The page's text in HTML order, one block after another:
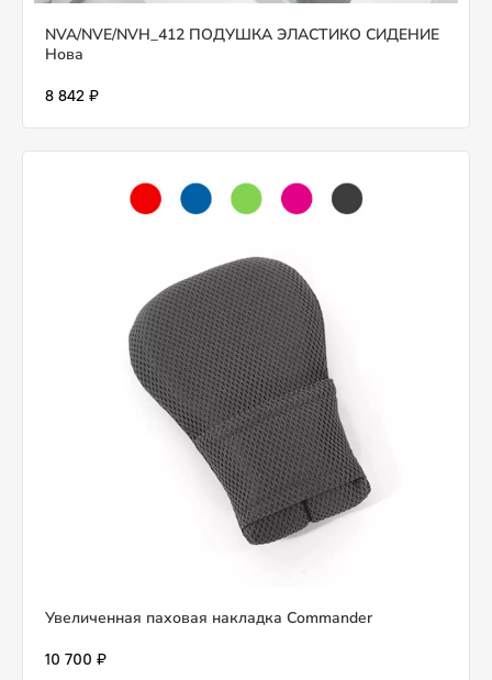
NVA/NVE/NVH_412 ПОДУШКА ЭЛАСТИКО СИДЕНИЕ
Нова
8 842 ₽
Увеличенная паховая накладка Commander
10 700 ₽